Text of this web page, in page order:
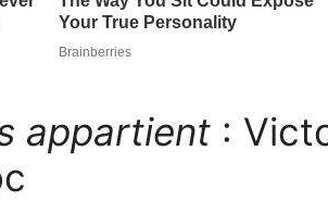
appartient :